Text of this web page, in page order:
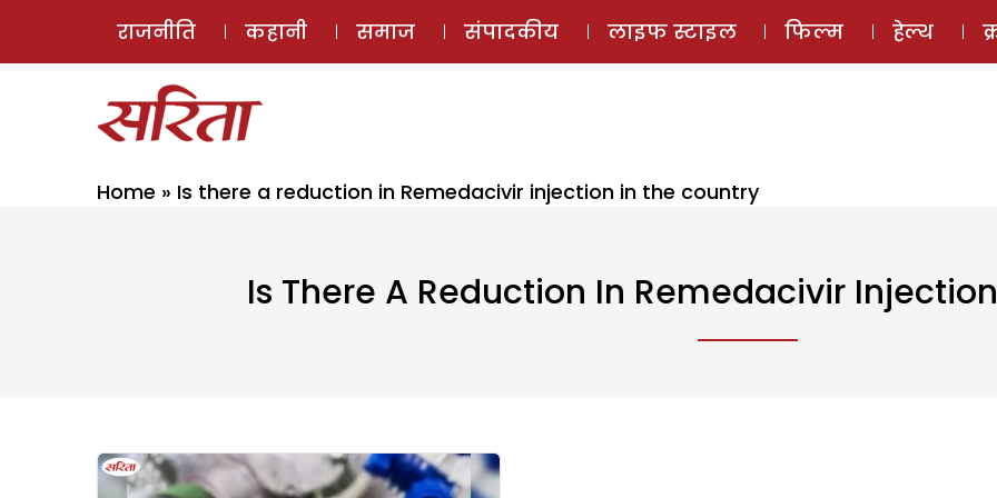
ई-मैगज़ीन
राजनीति कहानी समाज संपादकीय लाइफ स्टाइल फिल्म हेल्थ
Home » Is there a reduction in Remedacivir injection in the country
Is There A Reduction In Remedacivir